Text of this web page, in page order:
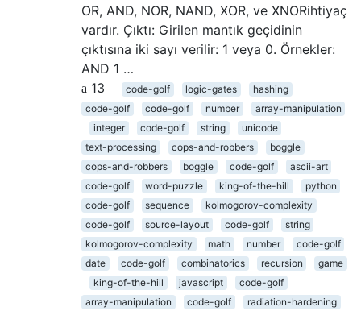
OR, AND, NOR, NAND, XOR, ve XNORihtiyaç
vardır. Çıktı: Girilen mantık geçidinin
çıktısına iki sayı verilir: 1 veya 0. Örnekler:
AND 1 …
13
code-golf logic-gates
hashing
code-golf
code-golf number
array-manipulation
integer
code-golf string
unicode
text-processing
cops-and-robbers
boggle
cops-and-robbers
boggle code-golf
ascii-art
code-golf
word-puzzle king-of-the-hill
python
code-golf
sequence
kolmogorov-complexity
code-golf
source-layout code-golf
string
kolmogorov-complexity
math number
code-golf
date
code-golf combinatorics recursion
game
king-of-the-hill
javascript
code-golf
array-manipulation
code-golf
radiation-hardening